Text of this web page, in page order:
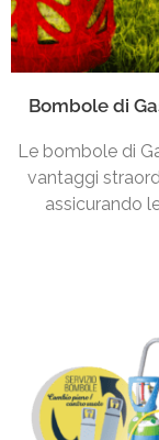
Bombole di
Le bombole di
vantaggi
assicurando